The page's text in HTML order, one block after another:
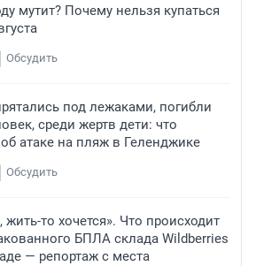
мутит? Почему нельзя купаться
Обсудить
под лежаками, погибли
среди жертв дети: что
атаке на пляж в Геленджике
Обсудить
жить-то хочется». Что происходит
БПЛА склада Wildberries
— репортаж с места